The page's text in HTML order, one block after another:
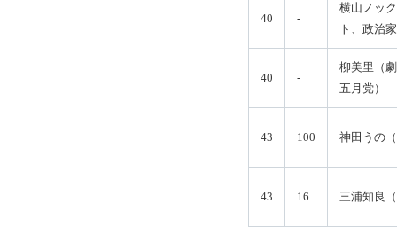
40 -
横山ノッ
ト、政治
40 -
柳美里（
五月党）
43 100 神田うの
43 16 三浦知良